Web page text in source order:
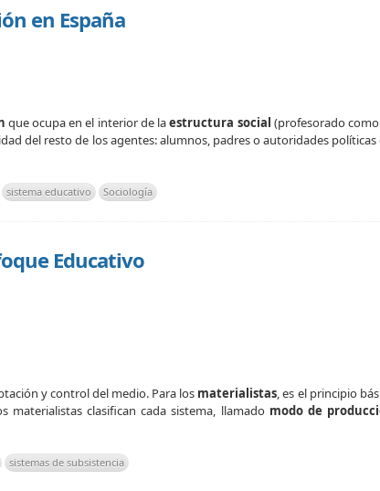
en España
que ocupa en el interior de laestructura social (profesorado
del resto de los agentes: alumnos, padres o autoridades políticas
sistema educativo Sociología
Educativo
y control del medio. Para los materialistas, es el principio
materialistas clasifican cada sistema, llamado modo de
sistemas de subsistencia